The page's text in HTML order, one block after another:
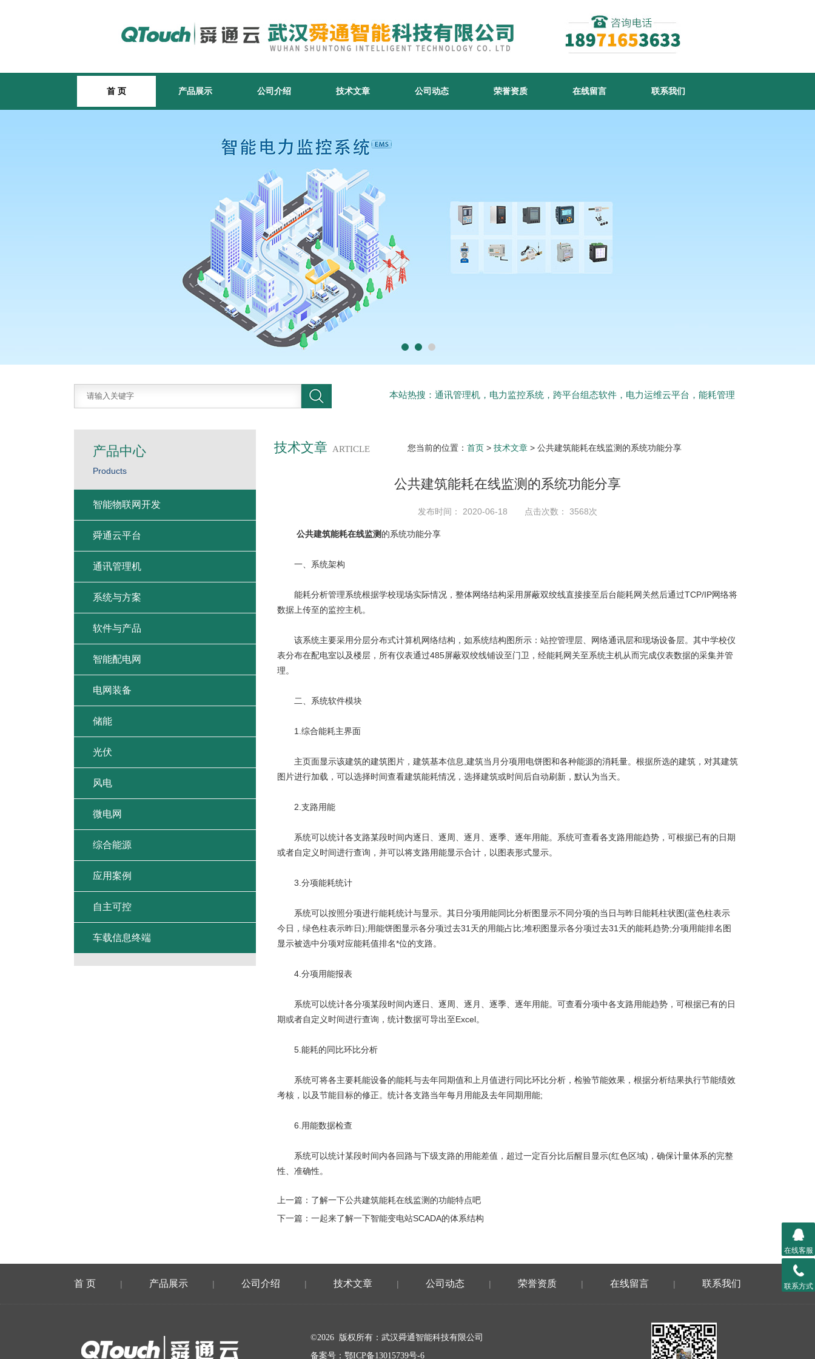
首 页 产品展示 公司介绍 技术文章 公司动态 荣誉资质 在线留言 联系我们
本站热搜：通讯管理机，电力监控系统，跨平台组态软件，电力运维云平台，能耗管理
技术文章 ARTICLE 您当前的位置： 首页 > 技术文章 > 公共建筑能耗在线监测的系统功能分享
公共建筑能耗在线监测的系统功能分享
发布时间： 2020-06-18 点击次数： 3568次
公共建筑能耗在线监测的系统功能分享
一、系统架构
能耗分析管理系统根据学校现场实际情况，整体网络结构采用屏蔽双绞线直接接至后台能耗网关然后通过TCP/IP网络将
数据上传至的监控主机。
该系统主要采用分层分布式计算机网络结构，如系统结构图所示：站控管理层、网络通讯层和现场设备层。其中学校仪
表分布在配电室以及楼层，所有仪表通过485屏蔽双绞线铺设至门卫，经能耗网关至系统主机从而完成仪表数据的采集并管
理。
二、系统软件模块
1.综合能耗主界面
主页面显示该建筑的建筑图片，建筑基本信息,建筑当月分项用电饼图和各种能源的消耗量。根据所选的建筑，对其建筑
图片进行加载，可以选择时间查看建筑能耗情况，选择建筑或时间后自动刷新，默认为当天。
2.支路用能
系统可以统计各支路某段时间内逐日、逐周、逐月、逐季、逐年用能。系统可查看各支路用能趋势，可根据已有的日期
或者自定义时间进行查询，并可以将支路用能显示合计，以图表形式显示。
3.分项能耗统计
系统可以按照分项进行能耗统计与显示。其日分项用能同比分析图显示不同分项的当日与昨日能耗柱状图(蓝色柱表示
今日，绿色柱表示昨日);用能饼图显示各分项过去31天的用能占比;堆积图显示各分项过去31天的能耗趋势;分项用能排名图
显示被选中分项对应能耗值排名*位的支路。
4.分项用能报表
系统可以统计各分项某段时间内逐日、逐周、逐月、逐季、逐年用能。可查看分项中各支路用能趋势，可根据已有的日
期或者自定义时间进行查询，统计数据可导出至Excel。
5.能耗的同比环比分析
系统可将各主要耗能设备的能耗与去年同期值和上月值进行同比环比分析，检验节能效果，根据分析结果执行节能绩效
考核，以及节能目标的修正。统计各支路当年每月用能及去年同期用能;
6.用能数据检查
系统可以统计某段时间内各回路与下级支路的用能差值，超过一定百分比后醒目显示(红色区域)，确保计量体系的完整
性、准确性。
上一篇： 了解一下公共建筑能耗在线监测的功能特点吧
下一篇： 一起来了解一下智能变电站SCADA的体系结构
产品中心
Products
智能物联网开发
舜通云平台
通讯管理机
系统与方案
软件与产品
智能配电网
电网装备
储能
光伏
风电
微电网
综合能源
应用案例
自主可控
车载信息终端
首 页 | 产品展示 | 公司介绍 | 技术文章 | 公司动态 | 荣誉资质 | 在线留言 | 联系我们
©2026 版权所有：武汉舜通智能科技有限公司
备案号： 鄂ICP备13015739号-6
在线客服
联系方式